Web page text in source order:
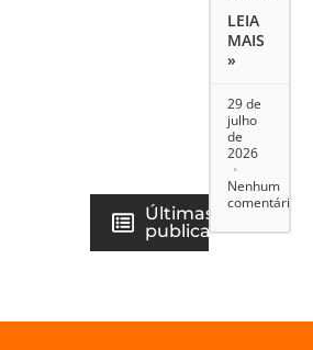
Últimas
publicações
LEIA
MAIS
»
29 de
julho
de
2026
Nenhum
comentário